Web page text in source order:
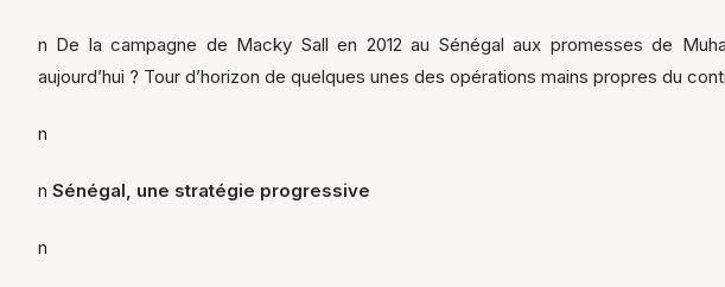
n De la campagne de Macky Sall en 2012 au Sénégal aux promesses de
aujourd’hui ? Tour d’horizon de quelques unes des opérations mains propres du
n
n Sénégal, une stratégie progressive
n